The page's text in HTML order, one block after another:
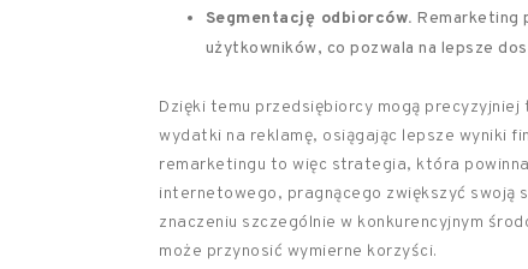
Segmentację odbiorców. Remarketing
użytkowników, co pozwala na lepsze
Dzięki temu przedsiębiorcy mogą
wydatki na reklamę, osiągając lepsze wyniki
remarketingu to więc strategia, która
internetowego, pragnącego zwiększyć swoją
znaczeniu szczególnie w konkurencyjnym
może przynosić wymierne korzyści.